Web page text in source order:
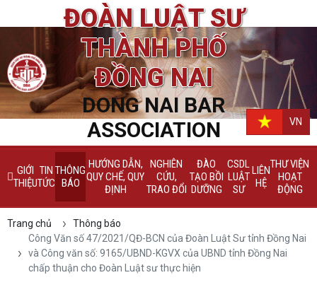
ĐOÀN LUẬT SƯ
THÀNH PHỐ
ĐỒNG NAI
DONG NAI BAR
ASSOCIATION
VN
GIỚI
THIỆU
TIN
TỨC
THÔNG
BÁO
HƯỚNG DẪN,
QUY CHẾ, QUY
ĐỊNH
NGHIÊN
CỨU,
TRAO ĐỔI
ĐÀO
TẠO BỒI
DƯỠNG
CSDL
LUẬT
SƯ
LIÊN
HỆ
THƯ VIỆN
HOẠT
ĐỘNG
Trang chủ
Thông báo
Công Văn số 47/2021/QĐ-BCN của Đoàn Luật Sư tỉnh Đồng Nai
và Công văn số: 9165/UBND-KGVX của UBND tỉnh Đồng Nai
chấp thuận cho Đoàn Luật sư thực hiện